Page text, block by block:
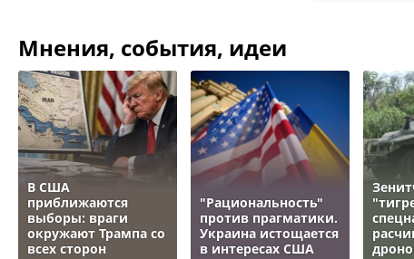
Мнения, события, идеи
В США
приближаются
выборы: враги
окружают Трампа со
всех сторон
"Рациональность"
против прагматики.
Украина истощается
в интересах США